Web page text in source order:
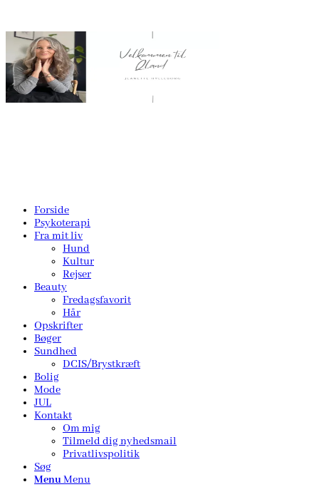
Forside
Psykoterapi
Fra mit liv
Hund
Kultur
Rejser
Beauty
Fredagsfavorit
Hår
Opskrifter
Bøger
Sundhed
DCIS/Brystkræft
Bolig
Mode
JUL
Kontakt
Om mig
Tilmeld dig nyhedsmail
Privatlivspolitik
Søg
MenuMenu